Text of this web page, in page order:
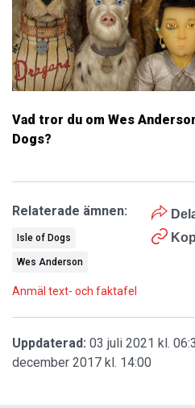
Vad tror du om Wes
Dogs?
Relaterade ämnen:
Isle of Dogs
Wes Anderson
Anmäl text- och faktafel
Uppdaterad: 03 juli 2021 kl.
december 2017 kl. 14:00